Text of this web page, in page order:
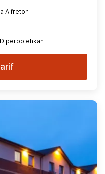
Alfreton